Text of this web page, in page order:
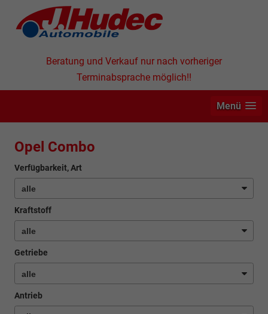
Beratung und Verkauf nur nach vorheriger
Terminabsprache möglich!!
Menü
Opel Combo
Verfügbarkeit, Art
Kraftstoff
Getriebe
Antrieb